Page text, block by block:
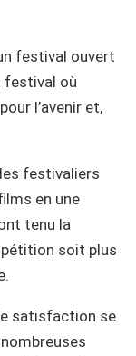
festival ouvert
festival où
l’avenir et,
festivaliers
en une
tenu la
soit plus
satisfaction se